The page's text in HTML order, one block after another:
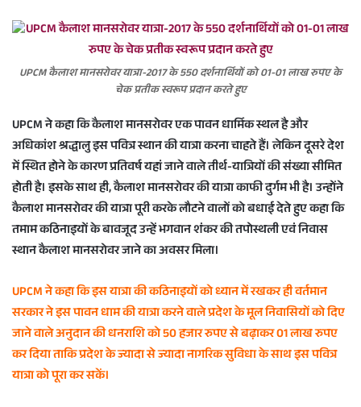
UPCM कैलाश मानसरोवर यात्रा-2017 के 550 दर्शनार्थियों को 01-01 लाख रुपए के
चेक प्रतीक स्वरूप प्रदान करते हुए
UPCM ने कहा कि कैलाश मानसरोवर एक पावन धार्मिक स्थल है और
अधिकांश श्रद्धालु इस पवित्र स्थान की यात्रा करना चाहते हैं। लेकिन दूसरे देश
में स्थित होने के कारण प्रतिवर्ष यहां जाने वाले तीर्थ-यात्रियों की संख्या सीमित
होती है। इसके साथ ही, कैलाश मानसरोवर की यात्रा काफी दुर्गम भी है। उन्होंने
कैलाश मानसरोवर की यात्रा पूरी करके लौटने वालों को बधाई देते हुए कहा कि
तमाम कठिनाइयों के बावजूद उन्हें भगवान शंकर की तपोस्थली एवं निवास
स्थान कैलाश मानसरोवर जाने का अवसर मिला।
UPCM ने कहा कि इस यात्रा की कठिनाइयों को ध्यान में रखकर ही वर्तमान
सरकार ने इस पावन धाम की यात्रा करने वाले प्रदेश के मूल निवासियों को दिए
जाने वाले अनुदान की धनराशि को 50 हजार रुपए से बढ़ाकर 01 लाख रुपए
कर दिया ताकि प्रदेश के ज्यादा से ज्यादा नागरिक सुविधा के साथ इस पवित्र
यात्रा को पूरा कर सकें।